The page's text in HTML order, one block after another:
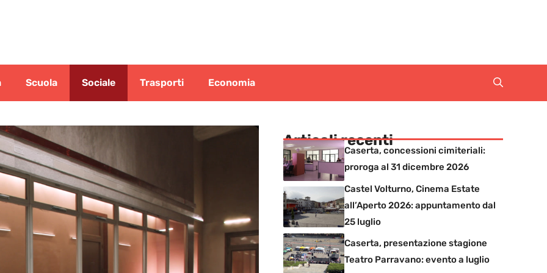
Scuola Sociale Trasporti Economia
Articoli recenti
Caserta, concessioni cimiteriali:
proroga al 31 dicembre 2026
Castel Volturno, Cinema Estate
all’Aperto 2026: appuntamento dal
25 luglio
Caserta, presentazione stagione
Teatro Parravano: evento a luglio